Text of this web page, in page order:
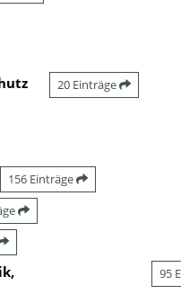
20 Einträge
156 Einträge
95